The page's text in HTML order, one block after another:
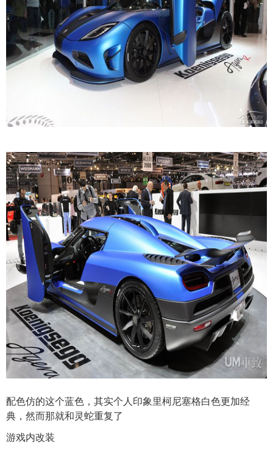
配色仿的这个蓝色，其实个人印象里柯尼塞格白色更加经
典，然而那就和灵蛇重复了
游戏内改装